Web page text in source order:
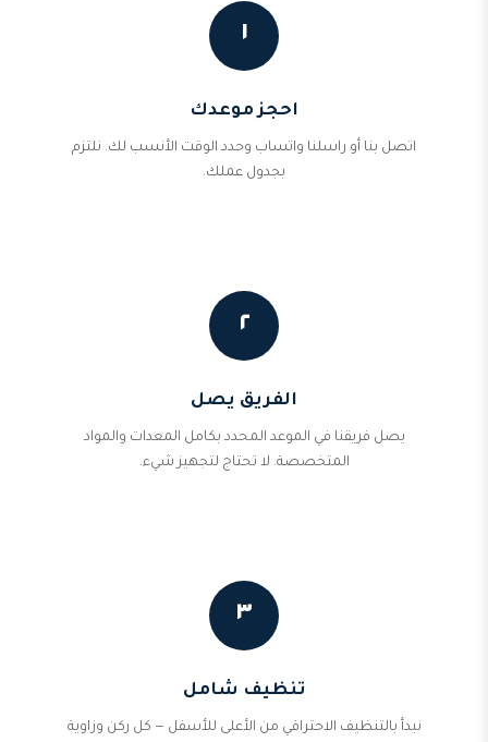
١
احجز موعدك
اتصل بنا أو راسلنا واتساب وحدد الوقت الأنسب لك. نلتزم
بجدول عملك.
٢
الفريق يصل
يصل فريقنا في الموعد المحدد بكامل المعدات والمواد
المتخصصة. لا تحتاج لتجهيز شيء.
٣
تنظيف شامل
نبدأ بالتنظيف الاحترافي من الأعلى للأسفل — كل ركن وزاوية